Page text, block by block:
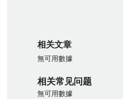
相关文章
無可用數據
相关常见问题
無可用數據